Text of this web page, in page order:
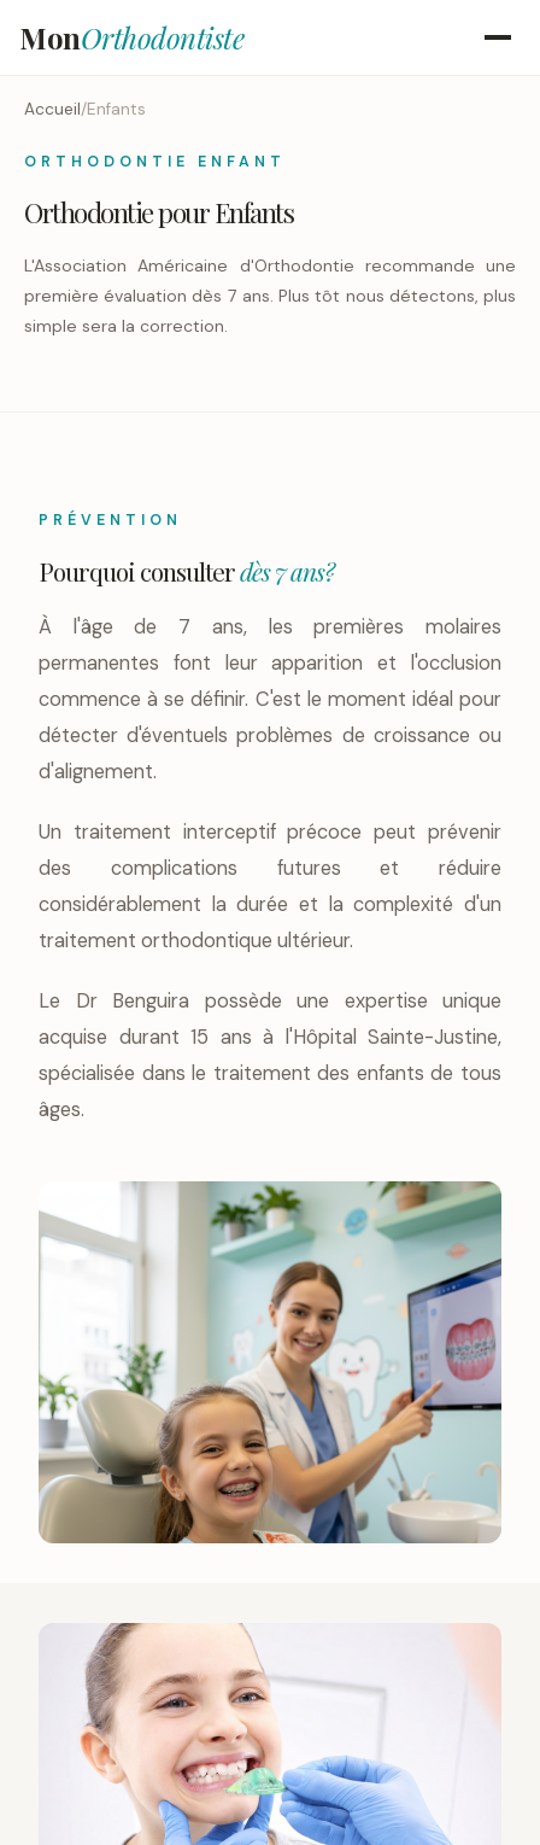
MonOrthodontiste
Accueil/Enfants
ORTHODONTIE ENFANT
Orthodontie pour Enfants
L'Association Américaine d'Orthodontie recommande une
première évaluation dès 7 ans. Plus tôt nous détectons, plus
simple sera la correction.
PRÉVENTION
Pourquoi consulterdès 7 ans?
À l'âge de 7 ans, les premières molaires
permanentes font leur apparition et l'occlusion
commence à se définir. C'est le moment idéal pour
détecter d'éventuels problèmes de croissance ou
d'alignement.
Un traitement interceptif précoce peut prévenir
des complications futures et réduire
considérablement la durée et la complexité d'un
traitement orthodontique ultérieur.
Le Dr Benguira possède une expertise unique
acquise durant 15 ans à l'Hôpital Sainte-Justine,
spécialisée dans le traitement des enfants de tous
âges.